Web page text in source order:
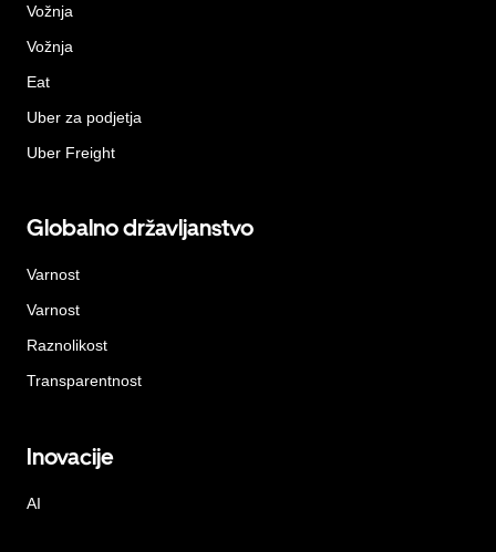
Vožnja
Vožnja
Eat
Uber za podjetja
Uber Freight
Globalno državljanstvo
Varnost
Varnost
Raznolikost
Transparentnost
Inovacije
AI